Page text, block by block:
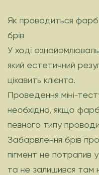
Як проводиться
брів
У ході
який естетичний
цікавить клієнта.
Проведення міні-
необхідно, якщо
певного типу
Забарвлення брів
пігмент не потрапив у
та не залишився там